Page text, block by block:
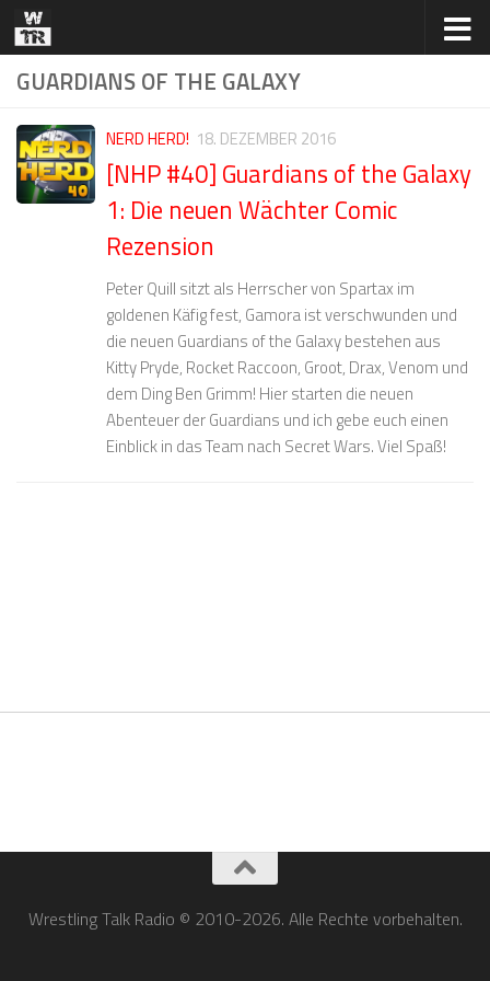
Zum Inhalt springen
GUARDIANS OF THE GALAXY
NERD HERD! 18. DEZEMBER 2016
[NHP #40] Guardians of the Galaxy
1: Die neuen Wächter Comic
Rezension
Peter Quill sitzt als Herrscher von Spartax im
goldenen Käfig fest, Gamora ist verschwunden und
die neuen Guardians of the Galaxy bestehen aus
Kitty Pryde, Rocket Raccoon, Groot, Drax, Venom und
dem Ding Ben Grimm! Hier starten die neuen
Abenteuer der Guardians und ich gebe euch einen
Einblick in das Team nach Secret Wars. Viel Spaß!
Wrestling Talk Radio © 2010-2026. Alle Rechte vorbehalten.